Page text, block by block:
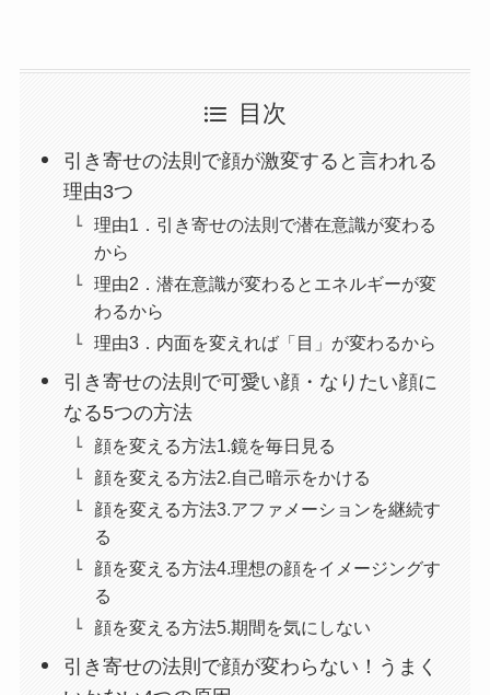
目次
引き寄せの法則で顔が激変すると言われる
理由3つ
理由1．引き寄せの法則で潜在意識が変わる
から
理由2．潜在意識が変わるとエネルギーが変
わるから
理由3．内面を変えれば「目」が変わるから
引き寄せの法則で可愛い顔・なりたい顔に
なる5つの方法
顔を変える方法1.鏡を毎日見る
顔を変える方法2.自己暗示をかける
顔を変える方法3.アファメーションを継続す
る
顔を変える方法4.理想の顔をイメージングす
る
顔を変える方法5.期間を気にしない
引き寄せの法則で顔が変わらない！うまく